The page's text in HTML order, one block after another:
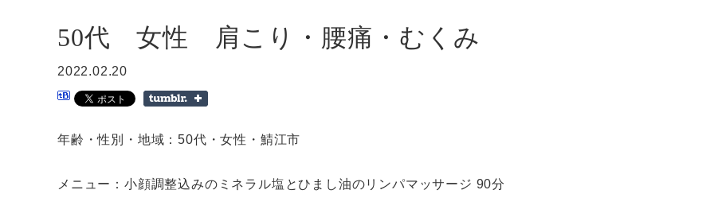
50代 女性 肩こり・腰痛・むくみ
2022.02.20
年齢・性別・地域：50代・女性・鯖江市
メニュー：小顔調整込みのミネラル塩とひまし油のリンパマッサージ 90分